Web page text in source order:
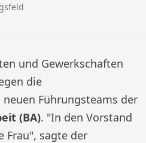
und Gewerkschaften
die
Führungsteams der
(BA). "In den Vorstand
Frau", sagte der